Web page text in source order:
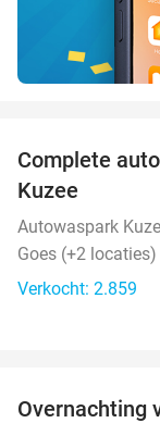
Complete
Kuzee
Autowaspark
Goes (+2 locaties)
Verkocht: 2.859
Overnachting